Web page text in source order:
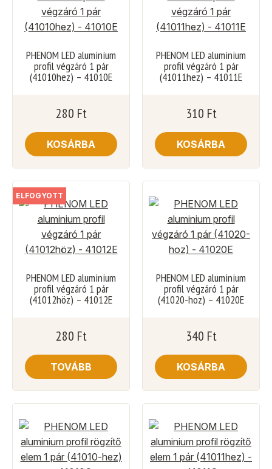
PHENOM LED aluminium
profil végzáró 1 pár
(41010hez) – 41010E
280 Ft
KOSÁRBA
PHENOM LED aluminium
profil végzáró 1 pár
(41011hez) – 41011E
310 Ft
KOSÁRBA
ELFOGYOTT
PHENOM LED aluminium
profil végzáró 1 pár
(41012höz) – 41012E
280 Ft
TOVÁBB
PHENOM LED aluminium
profil végzáró 1 pár
(41020-hoz) – 41020E
340 Ft
KOSÁRBA